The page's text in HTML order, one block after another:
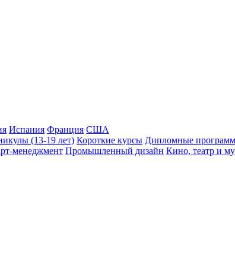
Испания Франция США
(13-19 лет) Короткие курсы Дипломные
менеджмент Промышленный дизайн Кино, театр и